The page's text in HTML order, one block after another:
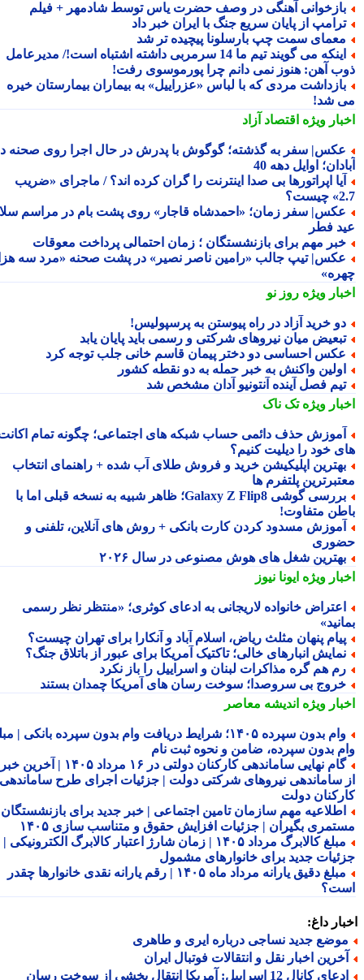
آهنگی در وصف حضرت یاس توسط شادمهر + فیلم
از پایان سریع جنگ با ایران خبر داد
سمت چپ بارسلونا پیچیده تر شد
اینکه می گویند تیم ما 14 سرمربی داشته اشتباه است!/ مدیرعامل
آهن: هنوز نمی دانم چرا پورموسوی رفت!
مردی که با لباس «عزراییل» به بیماران بیمارستان خیره
شد!
ویژهاقتصاد آزاد
سفر به گذشته؛ گوگوش با پدرش در حال اجرا روی صحنه در
اوایل دهه 40
اپراتورها بی صدا اینترنت را گران کرده اند؟ / ماجرای «ضریب
سفر زمان؛ «احمدشاه قاجار» روی پشت بام در مراسم سلام
فطر
مهم برای بازنشستگان ؛ زمان احتمالی پرداخت معوقات
تیپ جالب «رامین ناصر نصیر» در پشت صحنه «مرد سه هزار
ویژهروز نو
خرید آزاد در راه پیوستن به پرسپولیس!
میان نیروهای شرکتی و رسمی باید پایان یابد
احساسی دو دختر پیمان قاسم خانی جلب توجه کرد
واکنش به خبر حمله به دو نقطه کشور
فصل آینده آنتونیو آدان مشخص شد
ویژهتک ناک
حذف دائمی حساب شبکه های اجتماعی؛ چگونه تمام اکانت
خود را دیلیت کنیم؟
اپلیکیشن خرید و فروش طلای آب شده + راهنمای انتخاب
پلتفرم ها
بررسی گوشی Galaxy Z Flip8؛ ظاهر شبیه به نسخه قبلی اما با
متفاوت!
مسدود کردن کارت بانکی + روش های آنلاین، تلفنی و
شغل های هوش مصنوعی در سال ۲۰۲۶
ویژهایونا نیوز
خانواده لاریجانی به ادعای کوثری؛ «منتظر نظر رسمی
پنهان مثلث ریاض، اسلام آباد و آنکارا برای تهران چیست؟
انبارهای خالی؛ تاکتیک آمریکا برای عبور از باتلاق جنگ؟
هم گره مذاکرات لبنان و اسراییل را باز نکرد
بی سروصدا؛ سوخت رسان های آمریکا چمدان بستند
ویژهاندیشه معاصر
وام بدون سپرده ۱۴۰۵؛ شرایط دریافت وام بدون سپرده بانکی | مبلغ
بدون سپرده، ضامن و نحوه ثبت نام
گام نهایی ساماندهی کارکنان دولتی در ۱۶ مرداد ۱۴۰۵ | آخرین خبر
ساماندهی نیروهای شرکتی دولت | جزئیات اجرای طرح ساماندهی
دولت
مهم سازمان تامین اجتماعی | خبر جدید برای بازنشستگان و
بگیران | جزئیات افزایش حقوق و متناسب سازی ۱۴۰۵
مبلغ کالابرگ مرداد ۱۴۰۵ | زمان شارژ اعتبار کالابرگ الکترونیکی |
جدید برای خانوارهای مشمول
مبلغ دقیق یارانه مرداد ماه ۱۴۰۵ | رقم یارانه نقدی خانوارها چقدر
داغ:
جدید نساجی درباره ایری و طاهری
اخبار نقل و انتقالات فوتبال ایران
ادعای کانال 12 اسراییل: آمریکا انتقال بخشی از سوخت رسان